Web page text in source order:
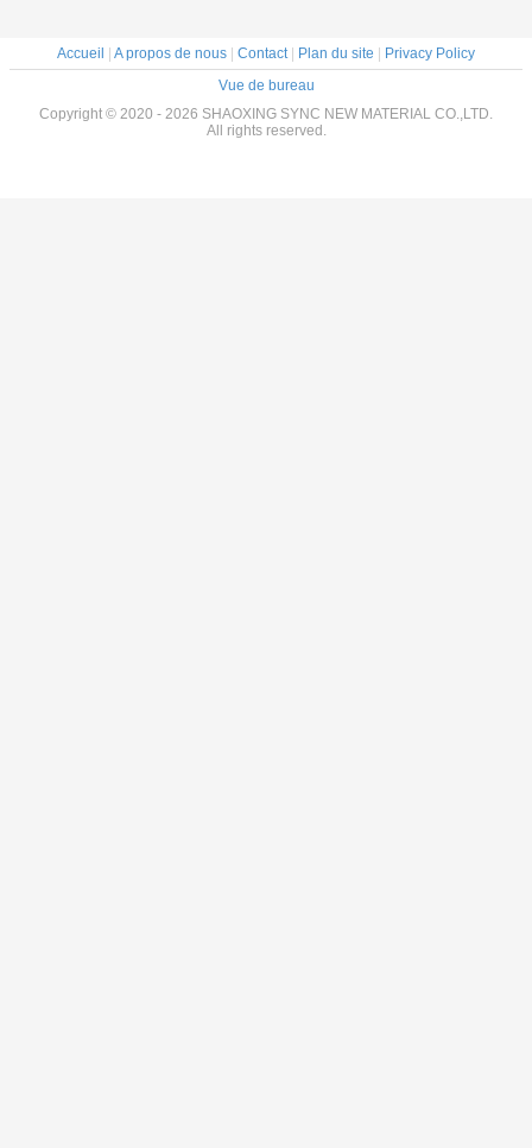
Accueil | A propos de nous | Contact | Plan du site | Privacy Policy
Vue de bureau
Copyright © 2020 - 2026 SHAOXING SYNC NEW MATERIAL CO.,LTD.
All rights reserved.